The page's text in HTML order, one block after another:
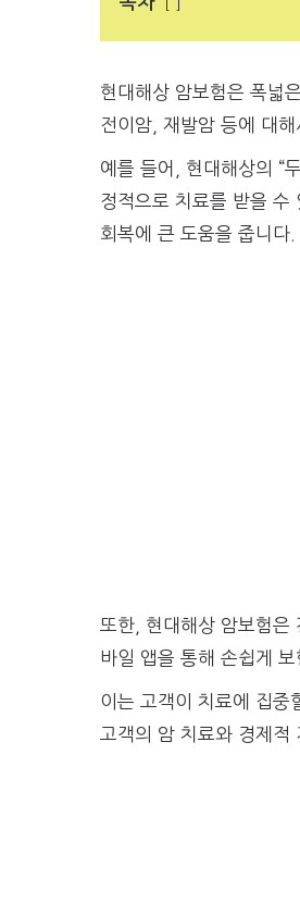
현대해상 암보험은 폭넓
전이암, 재발암 등에 대
예를 들어, 현대해상의 “
정적으로 치료를 받을 수
회복에 큰 도움을 줍니다.
또한, 현대해상 암보험은
바일 앱을 통해 손쉽게
이는 고객이 치료에 집중
고객의 암 치료와 경제적